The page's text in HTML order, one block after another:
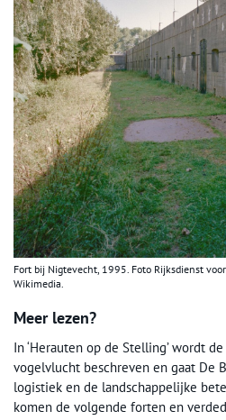
Fort bij Nigtevecht, 1995. Foto Rijksdienst
Wikimedia.
Meer lezen?
In ‘Herauten op de Stelling’ wordt
vogelvlucht beschreven en gaat De
logistiek en de landschappelijke
komen de volgende forten en